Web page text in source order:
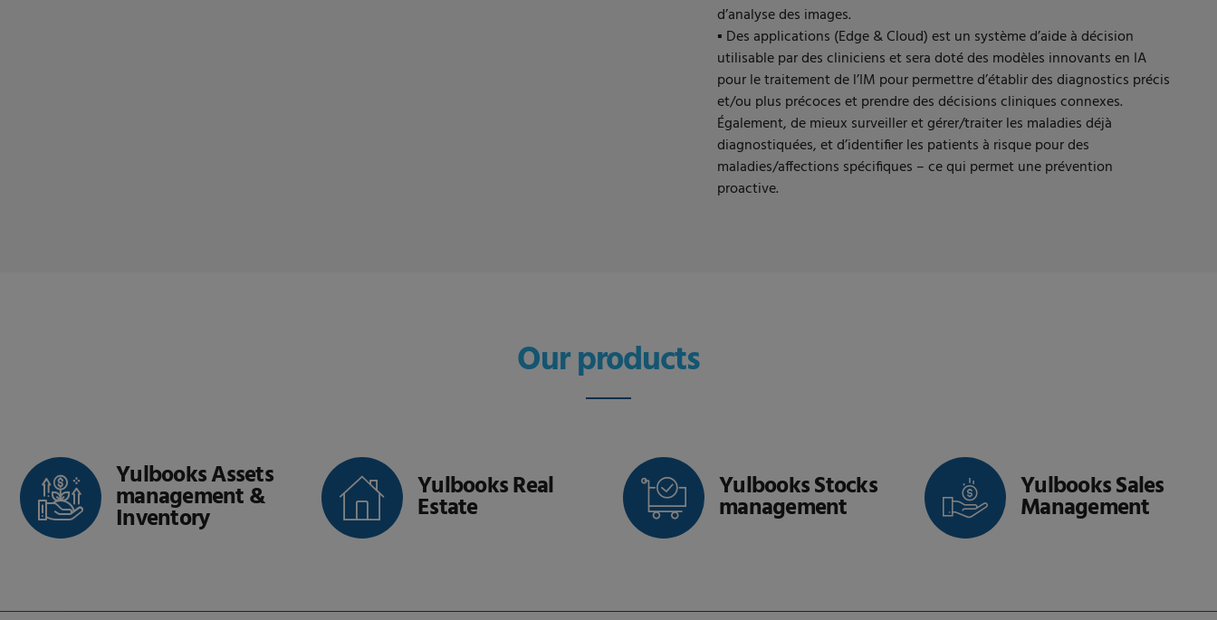
d’analyse des images.
▪ Des applications (Edge & Cloud) est un système d’aide à décision
utilisable par des cliniciens et sera doté des modèles innovants en IA
pour le traitement de l’IM pour permettre d’établir des diagnostics précis
et/ou plus précoces et prendre des décisions cliniques connexes.
Également, de mieux surveiller et gérer/traiter les maladies déjà
diagnostiquées, et d’identifier les patients à risque pour des
maladies/affections spécifiques – ce qui permet une prévention
proactive.
Our products
Yulbooks Assets
management &
Inventory
Yulbooks Real
Estate
Yulbooks Stocks
management
Yulbooks Sales
Management